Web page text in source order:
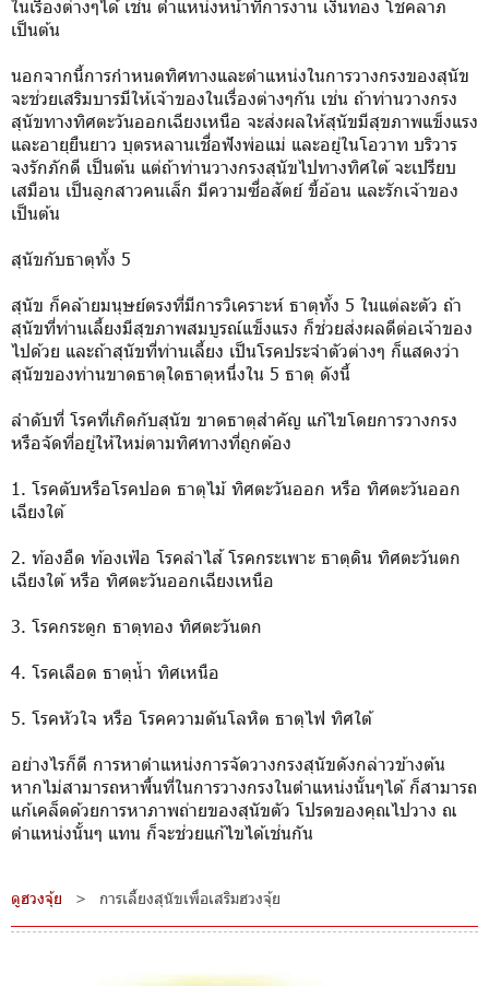
ในเรื่องต่างๆได้ เช่น ตำแหน่งหน้าที่การงาน เงินทอง โชคลาภ
เป็นต้น
นอกจากนี้การกำหนดทิศทางและตำแหน่งในการวางกรงของสุนัข
จะช่วยเสริมบารมีให้เจ้าของในเรื่องต่างๆกัน เช่น ถ้าท่านวางกรง
สุนัขทางทิศตะวันออกเฉียงเหนือ จะส่งผลให้สุนัขมีสุขภาพแข็งแรง
และอายุยืนยาว บุตรหลานเชื่อฟังพ่อแม่ และอยู่ในโอวาท บริวาร
จงรักภักดี เป็นต้น แต่ถ้าท่านวางกรงสุนัขไปทางทิศใต้ จะเปรียบ
เสมือน เป็นลูกสาวคนเล็ก มีความซื่อสัตย์ ขี้อ้อน และรักเจ้าของ
เป็นต้น
สุนัขกับธาตุทั้ง 5
สุนัข ก็คล้ายมนุษย์ตรงที่มีการวิเคราะห์ ธาตุทั้ง 5 ในแต่ละตัว ถ้า
สุนัขที่ท่านเลี้ยงมีสุขภาพสมบูรณ์แข็งแรง ก็ช่วยส่งผลดีต่อเจ้าของ
ไปด้วย และถ้าสุนัขที่ท่านเลี้ยง เป็นโรคประจำตัวต่างๆ ก็แสดงว่า
สุนัขของท่านขาดธาตุใดธาตุหนึ่งใน 5 ธาตุ ดังนี้
ลำดับที่ โรคที่เกิดกับสุนัข ขาดธาตุสำคัญ แก้ไขโดยการวางกรง
หรือจัดที่อยู่ให้ใหม่ตามทิศทางที่ถูกต้อง
1. โรคตับหรือโรคปอด ธาตุไม้ ทิศตะวันออก หรือ ทิศตะวันออก
เฉียงใต้
2. ท้องอืด ท้องเฟ้อ โรคลำไส้ โรคกระเพาะ ธาตุดิน ทิศตะวันตก
เฉียงใต้ หรือ ทิศตะวันออกเฉียงเหนือ
3. โรคกระดูก ธาตุทอง ทิศตะวันตก
4. โรคเลือด ธาตุน้ำ ทิศเหนือ
5. โรคหัวใจ หรือ โรคความดันโลหิต ธาตุไฟ ทิศใต้
อย่างไรก็ดี การหาตำแหน่งการจัดวางกรงสุนัขดังกล่าวข้างต้น
หากไม่สามารถหาพื้นที่ในการวางกรงในตำแหน่งนั้นๆได้ ก็สามารถ
แก้เคล็ดด้วยการหาภาพถ่ายของสุนัขตัว โปรดของคุณไปวาง ณ
ตำแหน่งนั้นๆ แทน ก็จะช่วยแก้ไขได้เช่นกัน
ดูฮวงจุ้ย > การเลี้ยงสุนัขเพื่อเสริมฮวงจุ้ย